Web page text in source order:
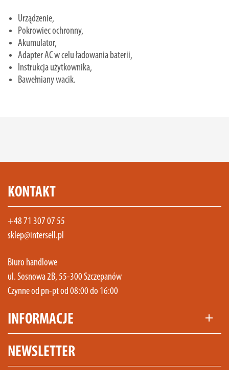
Urządzenie,
Pokrowiec ochronny,
Akumulator,
Adapter AC w celu ładowania baterii,
Instrukcja użytkownika,
Bawełniany wacik.
KONTAKT
+48 71 307 07 55
sklep@intersell.pl
Biuro handlowe
ul. Sosnowa 2B, 55-300 Szczepanów
Czynne od pn-pt od 08:00 do 16:00
INFORMACJE add
NEWSLETTER